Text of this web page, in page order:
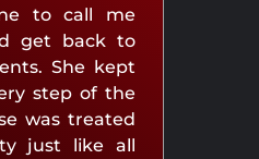
to call me
get back to
She kept
step of the
was treated
just like all